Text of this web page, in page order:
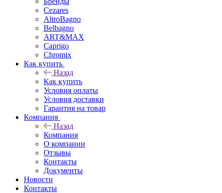
Cezares
AltroBagno
Belbagno
ART&MAX
Caprigo
Chromix
Как купить
Назад
Как купить
Условия оплаты
Условия доставки
Гарантия на товар
Компания
Назад
Компания
О компании
Отзывы
Контакты
Документы
Новости
Контакты